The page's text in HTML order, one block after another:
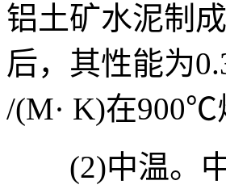
铝土矿水泥制
后，其性能为
/(M· K)在900℃
(2)中温。中